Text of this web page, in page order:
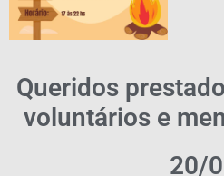
Queridos
voluntários e
20/